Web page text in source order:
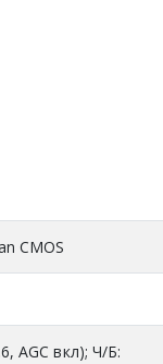
CMOS
AGC вкл); Ч/Б: